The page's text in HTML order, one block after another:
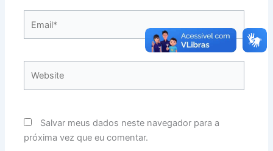
Salvar meus dados neste navegador para a
próxima vez que eu comentar.